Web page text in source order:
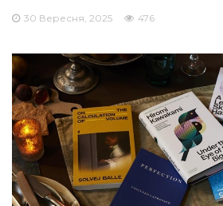
30 Вересня, 2025 476